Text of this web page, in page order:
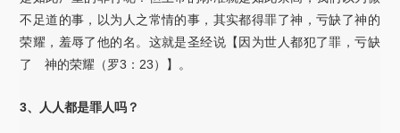
不足道的事，以为人之常情的事，其实都得罪了神，亏缺了神的
荣耀，羞辱了他的名。这就是圣经说【因为世人都犯了罪，亏缺
了 神的荣耀（罗3：23）】。
3、人人都是罪人吗？